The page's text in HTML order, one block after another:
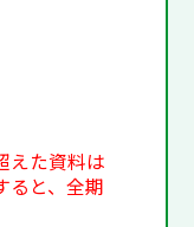
えた資料は
ると、全期